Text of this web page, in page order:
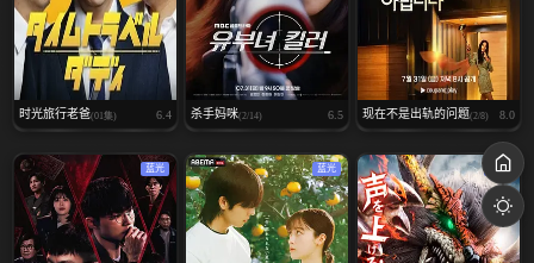
时光旅行老爸(01集) 6.4 杀手妈咪(2/14) 6.5 现在不是出轨的问题(2/8) 8.0
蓝光 蓝光 蓝光